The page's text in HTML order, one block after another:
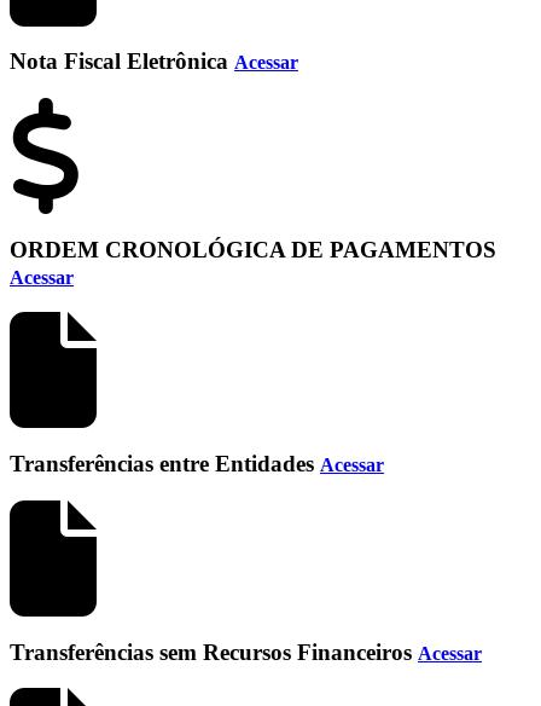
Nota Fiscal Eletrônica Acessar
ORDEM CRONOLÓGICA DE PAGAMENTOS
Acessar
Transferências entre Entidades Acessar
Transferências sem Recursos Financeiros Acessar